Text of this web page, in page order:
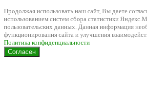
Продолжая использовать наш cайт, Вы даете
использованием систем сбора статистики
пользовательских данных. Данная информация
функционирования сайта и улучшения
Политика конфиденциальности
Согласен